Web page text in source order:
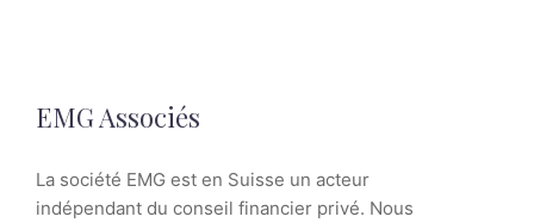
EMG Associés
La société EMG est en Suisse un acteur
indépendant du conseil financier privé. Nous